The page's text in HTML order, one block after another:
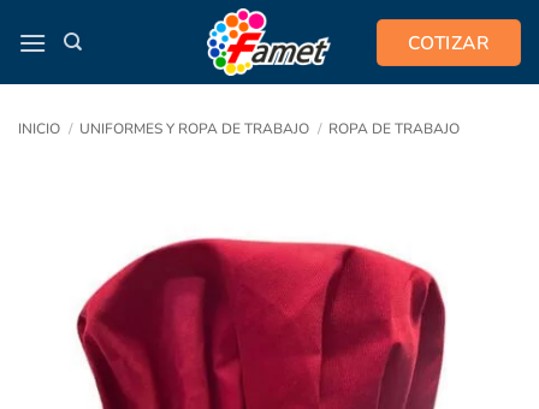
COTIZAR
INICIO / UNIFORMES Y ROPA DE TRABAJO / ROPA DE TRABAJO